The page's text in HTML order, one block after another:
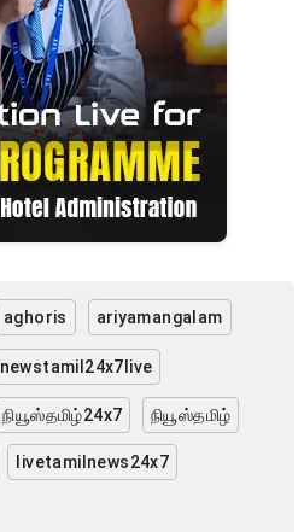
aghoris ariyamangalam
newstamil24x7live
நியூஸ்தமிழ்24x7 நியூஸ்தமிழ்
livetamilnews24x7